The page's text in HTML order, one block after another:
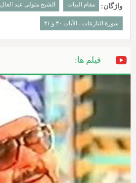
واژگان: مقام البیات الشیخ متولی عبد العال
سورة النازعات - الآیات ۴۰ و ۴۱
فیلم ها: